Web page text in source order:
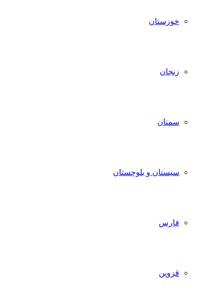
خوزستان
زنجان
سمنان
سیستان و بلوچستان
فارس
قزوین